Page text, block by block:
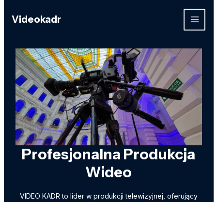
Videokadr
MAIN
Profesjonalna Produkcja
Wideo
VIDEO KADR to lider w produkcji telewizyjnej, oferujący